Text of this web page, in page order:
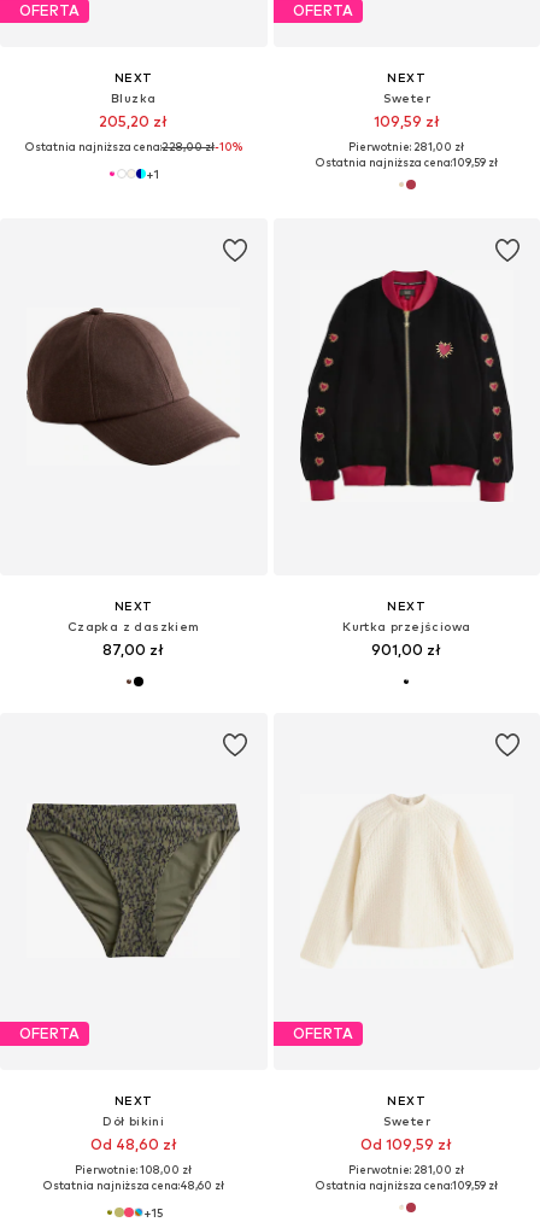
OFERTA
NEXT
Bluzka
205,20 zł
Ostatnia najniższa cena:228,00 zł-10%
+1
OFERTA
NEXT
Sweter
109,59 zł
Pierwotnie: 281,00 zł
Ostatnia najniższa cena:109,59 zł
NEXT
Czapka z daszkiem
87,00 zł
NEXT
Kurtka przejściowa
901,00 zł
OFERTA
NEXT
Dół bikini
Od 48,60 zł
Pierwotnie: 108,00 zł
Ostatnia najniższa cena:48,60 zł
+15
OFERTA
NEXT
Sweter
Od 109,59 zł
Pierwotnie: 281,00 zł
Ostatnia najniższa cena:109,59 zł